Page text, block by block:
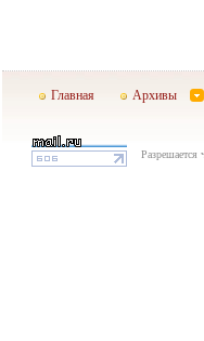
Главная Архивы
Разрешается